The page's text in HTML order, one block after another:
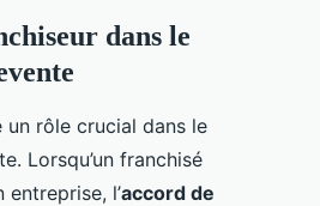
dans le
un rôle crucial dans le
Lorsqu’un franchisé
entreprise, l’accord de